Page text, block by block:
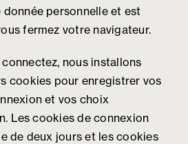
personnelle et est
fermez votre navigateur.
nous installons
cookies pour enregistrer vos
et vos choix
Les cookies de connexion
de deux jours et les cookies